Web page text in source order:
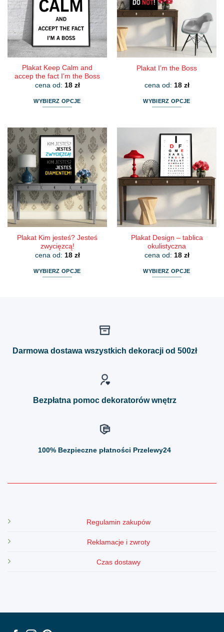
można
wybrać
na
stronie
produktu
można
wybrać
na
stronie
produktu
Plakat Keep Calm and
accep the fact I’m the Boss
cena od: 18 zł
WYBIERZ OPCJE
ma
wiele
wariantów.
Opcje
można
wybrać
na
stronie
produktu
Plakat I’m the Boss
cena od: 18 zł
WYBIERZ OPCJE
ma
wiele
wariantów.
Opcje
można
wybrać
na
stronie
produktu
Plakat Kim jesteś? Jesteś
zwycięzcą!
cena od: 18 zł
WYBIERZ OPCJE
Plakat Design – tablica
okulistyczna
cena od: 18 zł
WYBIERZ OPCJE
Darmowa dostawa wszystkich dekoracji od 500zł
Bezpłatna pomoc dekoratorów wnętrz
100% Bezpieczne płatności Przelewy24
Regulamin zakupów
Reklamacje i zwroty
Czas dostawy